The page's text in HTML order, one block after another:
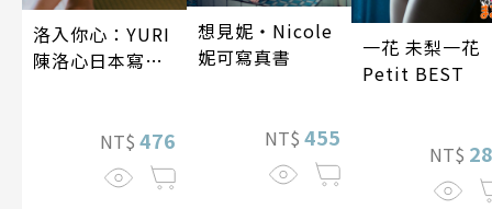
洛入你心：YURI
陳洛心日本寫真
NT$ 476
想見妮‧Nicole
妮可寫真書
NT$ 455
一花 未梨一花
Petit BEST
NT$